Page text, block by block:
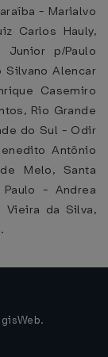
- Marialvo
Carlos Hauly,
p/Paulo
Silvano Alencar
Casemiro
Rio Grande
do Sul - Odir
Antônio
Melo, Santa
- Andrea
Vieira da Silva,